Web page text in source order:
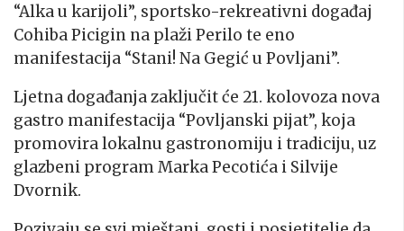
“Alka u karijoli”, sportsko-rekreativni događaj
Cohiba Picigin na plaži Perilo te eno
manifestacija “Stani! Na Gegić u Povljani”.
Ljetna događanja zaključit će 21. kolovoza nova
gastro manifestacija “Povljanski pijat”, koja
promovira lokalnu gastronomiju i tradiciju, uz
glazbeni program Marka Pecotića i Silvije
Dvornik.